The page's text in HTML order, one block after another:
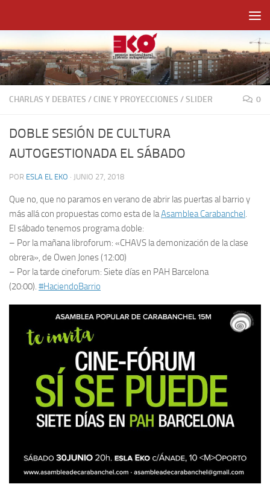
CHARLAS Y DEBATES / CINE Y PROYECCIONES /SLIDER 0
DOBLE SESIÓN DE CULTURA
AUTOGESTIONADA EL SÁBADO
POR ESLA EL EKO · JUNIO 27, 2018
Que no, que no paramos en verano de abrir las puertas al barrio y
más allá con propuestas como esta de laAsamblea Carabanchel.
El sábado tenemos programa doble:
– Por la mañana libroforum: «CHAVS la demonización de la clase
obrera», de Owen Jones (12:00)
– Por la tarde cineforum: Siete días en PAH Barcelona
(20:00). #HaciendoBarrio